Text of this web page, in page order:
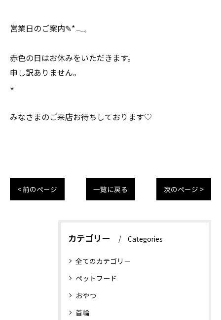
営業日のご案内✎*𓂃𓈒
赤色の日はお休みをいただきます。
申し訳ありません。
⋆
みなさまのご来店お待ちしております♡
< 前のページ 一覧に戻る 次のページ >
カテゴリー Categories
全てのカテゴリー
ペットフード
おやつ
首輪